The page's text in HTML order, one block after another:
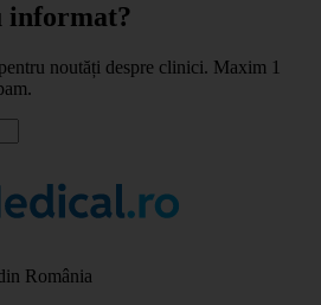
informat?
noutăți despre clinici. Maxim 1
România